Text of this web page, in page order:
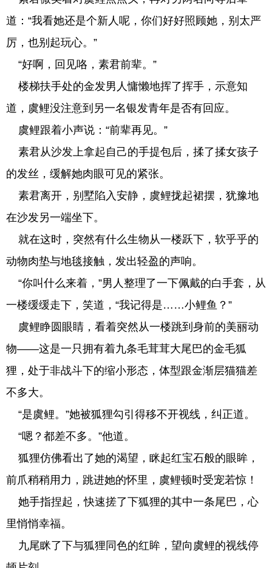
道：“我看她还是个新人呢，你们好好照顾她，别太严
厉，也别起玩心。”
“好啊，回见咯，素君前辈。”
楼梯扶手处的金发男人慵懒地挥了挥手，示意知
道，虞鲤没注意到另一名银发青年是否有回应。
虞鲤跟着小声说：“前辈再见。”
素君从沙发上拿起自己的手提包后，揉了揉女孩子
的发丝，缓解她肉眼可见的紧张。
素君离开，别墅陷入安静，虞鲤拢起裙摆，犹豫地
在沙发另一端坐下。
就在这时，突然有什么生物从一楼跃下，软乎乎的
动物肉垫与地毯接触，发出轻盈的声响。
“你叫什么来着，”男人整理了一下佩戴的白手套，从
一楼缓缓走下，笑道，“我记得是……小鲤鱼？”
虞鲤睁圆眼睛，看着突然从一楼跳到身前的美丽动
物——这是一只拥有着九条毛茸茸大尾巴的金毛狐
狸，处于非战斗下的缩小形态，体型跟金渐层猫猫差
不多大。
“是虞鲤。”她被狐狸勾引得移不开视线，纠正道。
“嗯？都差不多。”他道。
狐狸仿佛看出了她的渴望，眯起红宝石般的眼眸，
前爪稍稍用力，跳进她的怀里，虞鲤顿时受宠若惊！
她手指捏起，快速搓了下狐狸的其中一条尾巴，心
里悄悄幸福。
九尾眯了下与狐狸同色的红眸，望向虞鲤的视线停